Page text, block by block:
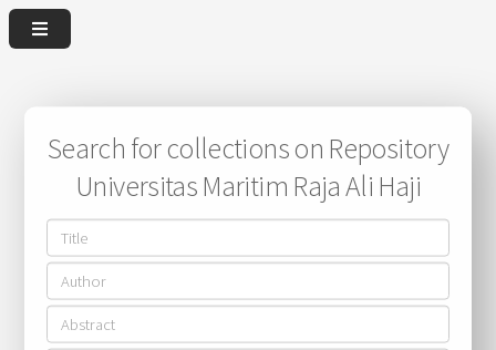
Search for collections on Repository
Universitas Maritim Raja Ali Haji